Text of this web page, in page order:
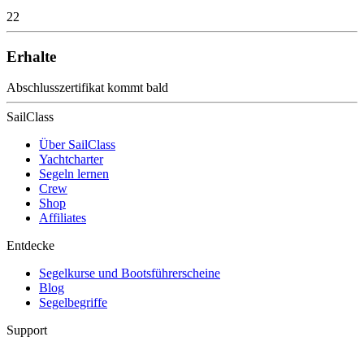
22
Erhalte
Abschlusszertifikat kommt bald
SailClass
Über SailClass
Yachtcharter
Segeln lernen
Crew
Shop
Affiliates
Entdecke
Segelkurse und Bootsführerscheine
Blog
Segelbegriffe
Support